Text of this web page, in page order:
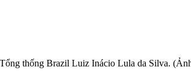
thống Brazil Luiz Inácio Lula da Silva.